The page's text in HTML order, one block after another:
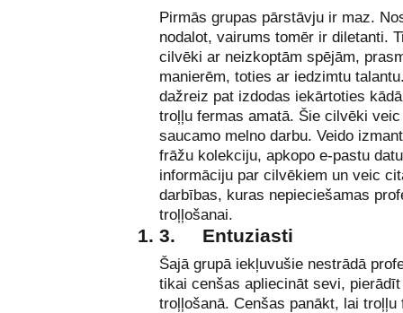
Pirmās grupas pārstāvju ir maz.
nodalot, vairums tomēr ir diletanti.
cilvēki ar neizkoptām spējām,
manierēm, toties ar iedzimtu
dažreiz pat izdodas iekārtoties
troļļu fermas amatā. Šie cilvēki
saucamo melno darbu. Veido
frāžu kolekciju, apkopo e-pastu
informāciju par cilvēkiem un veic
darbības, kuras nepieciešamas
troļļošanai.
3. Entuziasti
Šajā grupā iekļuvušie nestrādā
tikai cenšas apliecināt sevi,
troļļošanā. Cenšas panākt, lai troļļu